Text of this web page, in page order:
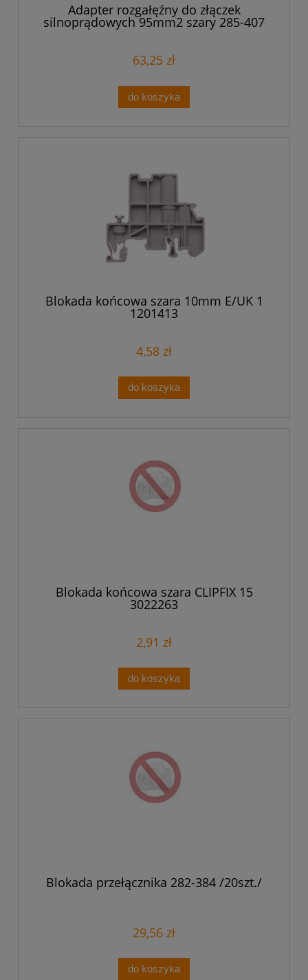
Adapter rozgałęźny do złączek
silnoprądowych 95mm2 szary 285-407
63,25 zł
do koszyka
Blokada końcowa szara 10mm E/UK 1
1201413
4,58 zł
do koszyka
Blokada końcowa szara CLIPFIX 15
3022263
2,91 zł
do koszyka
Blokada przełącznika 282-384 /20szt./
29,56 zł
do koszyka